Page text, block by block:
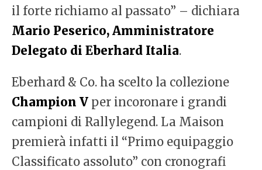
il forte richiamo al passato” – dichiara
Mario Peserico, Amministratore
Delegato di Eberhard Italia.
Eberhard & Co. ha scelto la collezione
Champion V per incoronare i grandi
campioni di Rallylegend. La Maison
premierà infatti il “Primo equipaggio
Classificato assoluto” con cronografi